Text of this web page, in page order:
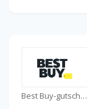
Best Buy-gutschein Coupons